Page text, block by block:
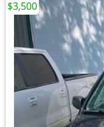
$3,500